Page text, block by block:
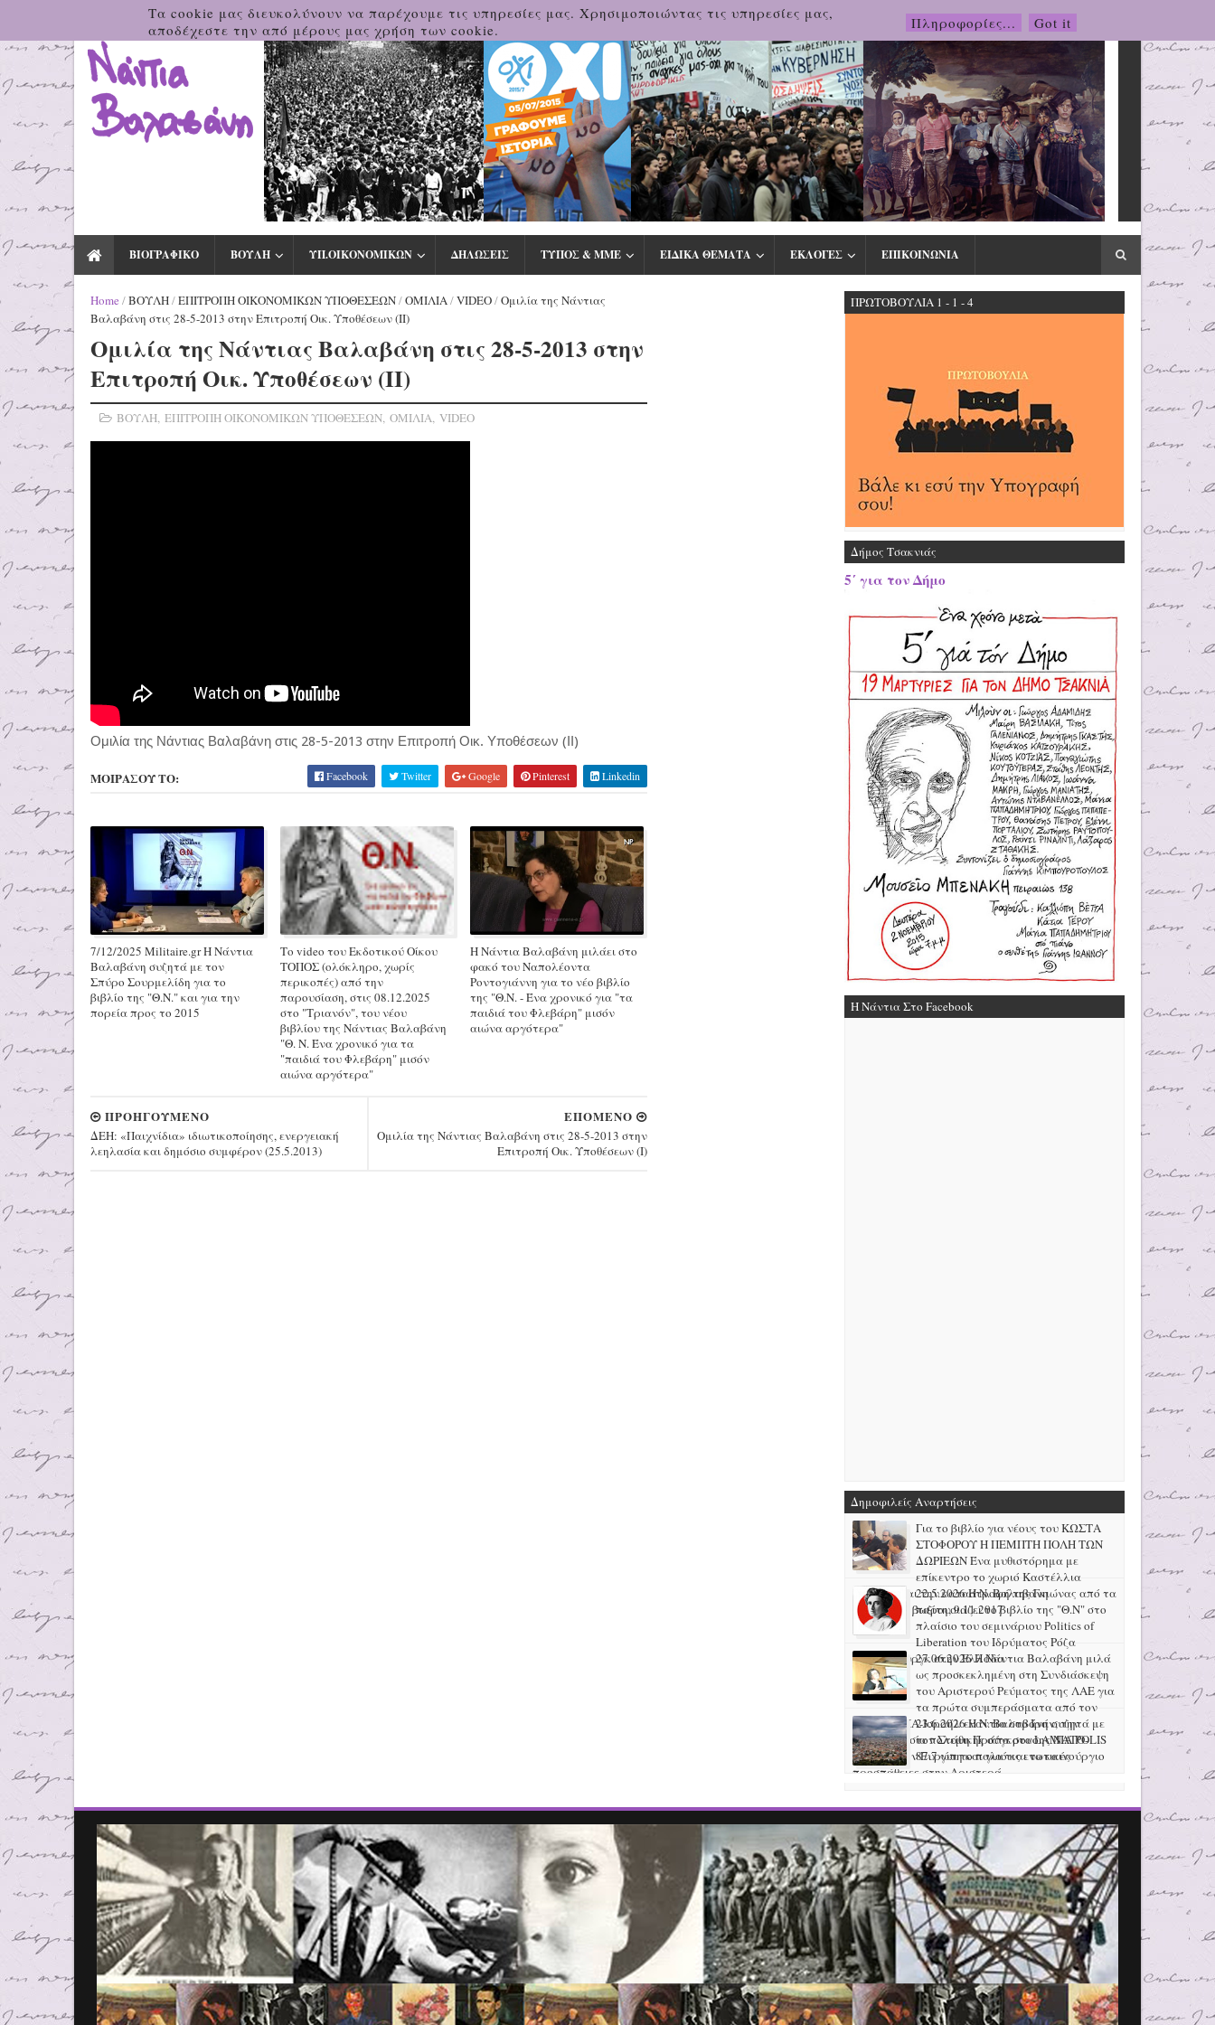
ΒΙΟΓΡΑΦΙΚΟ ΒΟΥΛΗ ΥΠ.ΟΙΚΟΝΟΜΙΚΩΝ ΔΗΛΩΣΕΙΣ ΤΥΠΟΣ & ΜΜΕ ΕΙΔΙΚΑ ΘΕΜΑΤΑ ΕΚΛΟΓΕΣ ΕΠΙΚΟΙΝΩΝΙΑ
Home /ΒΟΥΛΗ/ΕΠΙΤΡΟΠΗ ΟΙΚΟΝΟΜΙΚΩΝ ΥΠΟΘΕΣΕΩΝ/ΟΜΙΛΙΑ/VIDEO/Ομιλία της Νάντιας
Βαλαβάνη στις 28-5-2013 στην Επιτροπή Οικ. Υποθέσεων (ΙΙ)
Ομιλία της Νάντιας Βαλαβάνη στις 28-5-2013 στην
Επιτροπή Οικ. Υποθέσεων (ΙΙ)
ΒΟΥΛΗ, ΕΠΙΤΡΟΠΗ ΟΙΚΟΝΟΜΙΚΩΝ ΥΠΟΘΕΣΕΩΝ, ΟΜΙΛΙΑ, VIDEO
Ομιλία της Νάντιας Βαλαβάνη στις 28-5-2013 στην Επιτροπή Οικ. Υποθέσεων (ΙΙ)
ΜΟΙΡΑΣΟΥ ΤΟ: Facebook Twitter Google Pinterest Linkedin
7/12/2025 Militaire.gr H Νάντια
Βαλαβάνη συζητά με τον
Σπύρο Σουρμελίδη για το
βιβλίο της "Θ.Ν." και για την
πορεία προς το 2015
Το video του Εκδοτικού Οίκου
ΤΟΠΟΣ (ολόκληρο, χωρίς
περικοπές) από την
παρουσίαση, στις 08.12.2025
στο "Τριανόν", του νέου
βιβλίου της Νάντιας Βαλαβάνη
"Θ. Ν. Ένα χρονικό για τα
"παιδιά του Φλεβάρη" μισόν
αιώνα αργότερα"
Η Νάντια Βαλαβάνη μιλάει στο
φακό του Ναπολέοντα
Ροντογιάννη για το νέο βιβλίο
της "Θ.Ν. - Ένα χρονικό για "τα
παιδιά του Φλεβάρη" μισόν
αιώνα αργότερα"
ΕΠΟΜΕΝΟ
Ομιλία της Νάντιας Βαλαβάνη στις 28-5-2013 στην
Επιτροπή Οικ. Υποθέσεων (Ι)
ΠΡΟΗΓΟΥΜΕΝΟ
ΔΕΗ: «Παιχνίδια» ιδιωτικοποίησης, ενεργειακή
λεηλασία και δημόσιο συμφέρον (25.5.2013)
ΠΡΩΤΟΒΟΥΛΙΑ 1 - 1 - 4
Δήμος Τσακνιάς
5΄ για τον Δήμο
Η Νάντια Στο Facebook
Δημοφιλείς Αναρτήσεις
Για το βιβλίο για νέους του ΚΩΣΤΑ
ΣΤΟΦΟΡΟΥ Η ΠΕΜΠΤΗ ΠΟΛΗ ΤΩΝ
ΔΩΡΙΕΩΝ Ένα μυθιστόρημα με
επίκεντρο το χωριό Καστέλλια
Φωκίδας και την καταστροφή της Γκιώνας από τα
μεταλλεία βωξίτη, 9.11.2017
22.5.2026 H N. Βαλαβάνη
παρουσιάζει το βιβλίο της "Θ.Ν" στο
πλαίσιο του σεμινάριου Politics of
Liberation του Ιδρύματος Ρόζα
Λούξεμπουργκ στην Ελλάδα
27.06.2026 H Νάντια Βαλαβάνη μιλά
ως προσκεκλημένη στη Συνδιάσκεψη
του Αριστερού Ρεύματος της ΛΑΕ για
τα πρώτα συμπεράσματα από τον
πόλεμο ΗΠΑ-Ισραήλ ενάντια στο Ιράν, την
προετοιμασία πολεμικής σύγκρουσης ΝΑΤΟ-
Ρωσίας στην Ευρώπη και για τις ενωτικές
προσπάθειες στην Αριστερά
23.6.2026 Η Ν. Βαλαβάνη συζητά με
τον Στάθη Πράπα στο LAMIA POLIS
87.7 για το παλιό και το καινούργιο
Τα cookie μας διευκολύνουν να παρέχουμε τις υπηρεσίες μας. Χρησιμοποιώντας τις υπηρεσίες μας,
αποδέχεστε την από μέρους μας χρήση των cookie.
Πληροφορίες... Got it